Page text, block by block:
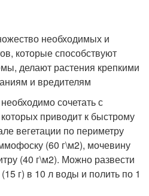
необходимых и
которые способствуют
делают растения крепкими
и вредителям
сочетать с
приводит к быстрому
вегетации по периметру
(60 г\м2), мочевину
(40 г\м2). Можно развести
г) в 10 л воды и полить по 1